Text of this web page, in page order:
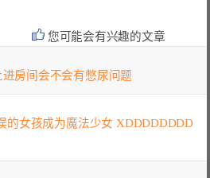
您可能会有兴趣的文章
房间会不会有憋尿问题
的女孩成为魔法少女 XDDDDDDDD